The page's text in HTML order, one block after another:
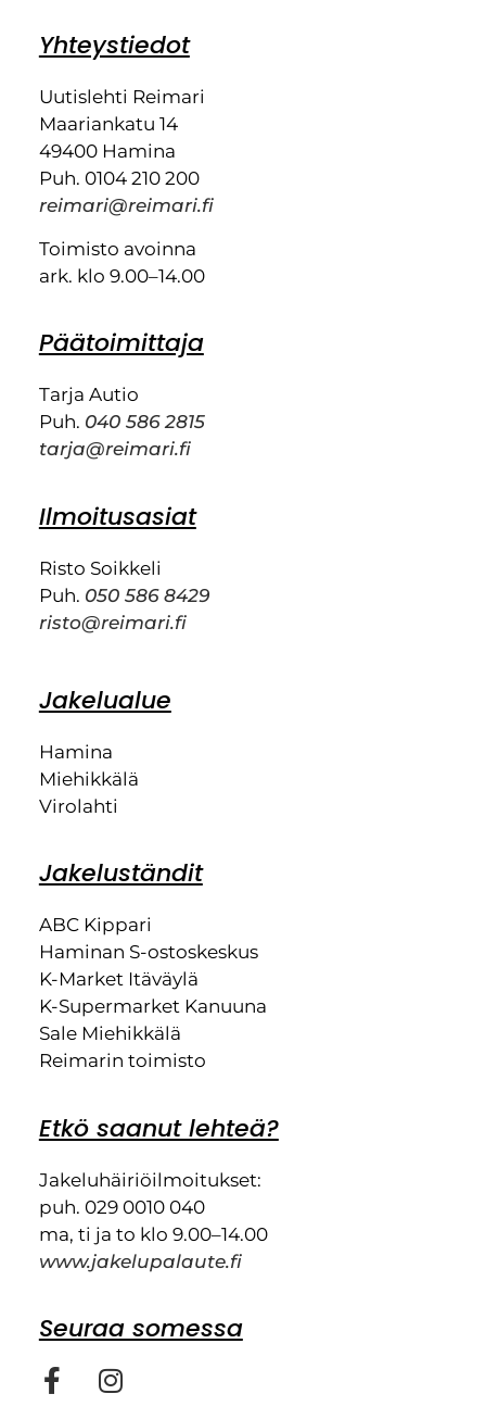
Yhteystiedot
Uutislehti Reimari
Maariankatu 14
49400 Hamina
Puh. 0104 210 200
reimari@reimari.fi
Toimisto avoinna
ark. klo 9.00–14.00
Päätoimittaja
Tarja Autio
Puh. 040 586 2815
tarja@reimari.fi
Ilmoitusasiat
Risto Soikkeli
Puh. 050 586 8429
risto@reimari.fi
Jakelualue
Hamina
Miehikkälä
Virolahti
Jakeluständit
ABC Kippari
Haminan S-ostoskeskus
K-Market Itäväylä
K-Supermarket Kanuuna
Sale Miehikkälä
Reimarin toimisto
Etkö saanut lehteä?
Jakeluhäiriöilmoitukset:
puh. 029 0010 040
ma, ti ja to klo 9.00–14.00
www.jakelupalaute.fi
Seuraa somessa